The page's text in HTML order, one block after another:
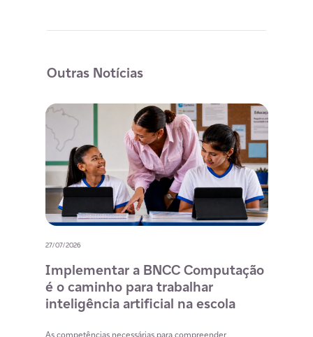
Outras Notícias
27/07/2026
Implementar a BNCC Computação
é o caminho para trabalhar
inteligência artificial na escola
As competências necessárias para compreender